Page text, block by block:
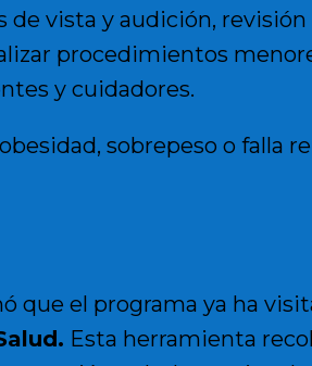
vista y audición,
procedimientos
y cuidadores.
sobrepeso o falla
que el programa ya ha
. Esta herramienta